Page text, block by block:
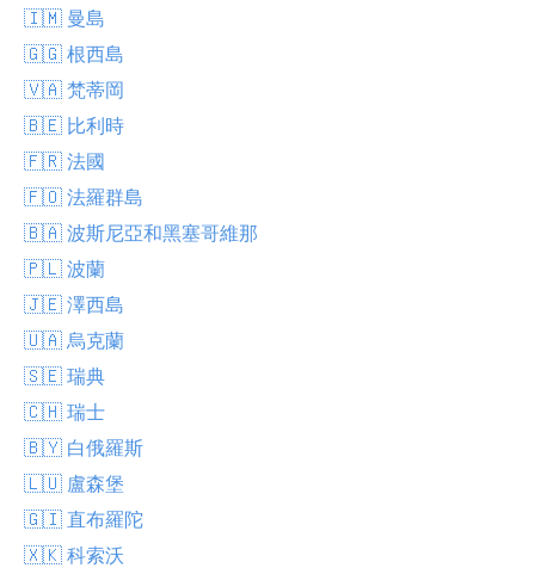
🇮🇲 曼島
🇬🇬 根西島
🇻🇦 梵蒂岡
🇧🇪 比利時
🇫🇷 法國
🇫🇴 法羅群島
🇧🇦 波斯尼亞和黑塞哥維那
🇵🇱 波蘭
🇯🇪 澤西島
🇺🇦 烏克蘭
🇸🇪 瑞典
🇨🇭 瑞士
🇧🇾 白俄羅斯
🇱🇺 盧森堡
🇬🇮 直布羅陀
🇽🇰 科索沃